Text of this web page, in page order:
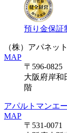
預り金保証
（株）アパネット
MAP
〒596-0825
大阪府岸和
階
アパルトマンエ
MAP
〒531-0071